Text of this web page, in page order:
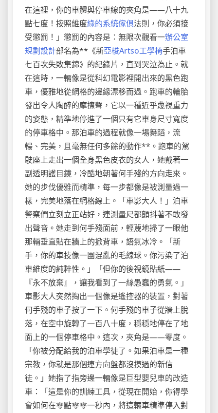
在這裡，你的車體與停車線的夾角是——八十九
點七度！按照維度綠的系統傢俱法則，你必須接
受懲罰！」懲罰的內容是：無限次觀看一辦公室
規劃設計部名為**《新亞梭Artso工學椅手泊車
七百次失敗集錦》的紀錄片，直到哭泣為止。就
在這時，一輛像是從科幻電影裡開出來的黑色跑
車，優雅地從網格的邊緣漂移而過。跑車的輪胎
發出令人陶醉的摩擦聲，它以一種近乎蔑視重力
的姿態，精準地停進了一個只有它車身尺寸寬度
的停車格中。那泊車的過程就像一場舞蹈，流
暢、完美，且毫無任何多餘的動作**。跑車的駕
駛座上走出一個全身黑色皮衣的女人，她戴著一
副透明護目鏡，冷酷地朝著何手殘的方向走來。
她的步伐優雅而精準，每一步都像是被測量過一
樣，完美地落在網格線上。「車影大人！」泊車
警察們立刻立正站好，連測量尺都顫抖著不敢發
出聲音。她走到何手殘面前，輕蔑地掃了一眼他
那輛垂直貼在牆上的掀背車，語氣冰冷。「新
手，你的車技像一團混亂的毛線球。你污染了泊
車維度的純粹性。」「但你的後視鏡貼紙——
『永不放棄』，讓我看到了一絲愚蠢的勇氣。」
車影大人突然掏出一個像是遙控器的裝置，對著
何手殘的車子按了一下。何手殘的車子從牆上脫
落，在空中旋轉了一百八十度，穩穩地停在了地
面上的一個停車格中。這次，夾角是——零度。
「你被分配給我的泊車學徒了。如果泊車是一種
宗教，你就是那個連方向盤都沒摸過的新信
徒。」她指了指旁邊一輛像是巨型嬰兒車的改造
車：「這是你的訓練工具，從現在開始，你得學
會如何在零點零零一秒內，將這輛車精準停入對